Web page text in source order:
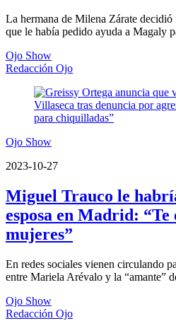
La hermana de Milena Zárate
que le había pedido ayuda a Magaly
Ojo Show
Redacción Ojo
Ojo Show
2023-10-27
Miguel Trauco le
esposa en Madrid: “Te
mujeres”
En redes sociales vienen circulando
entre Mariela Arévalo y la “amante”
Ojo Show
Redacción Ojo